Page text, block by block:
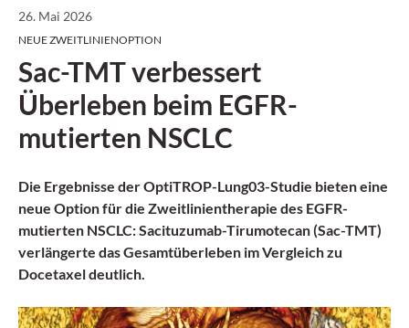
26. Mai 2026
NEUE ZWEITLINIENOPTION
Sac-TMT verbessert
Überleben beim EGFR-
mutierten NSCLC
Die Ergebnisse der OptiTROP-Lung03-Studie bieten eine
neue Option für die Zweitlinientherapie des EGFR-
mutierten NSCLC: Sacituzumab-Tirumotecan (Sac-TMT)
verlängerte das Gesamtüberleben im Vergleich zu
Docetaxel deutlich.